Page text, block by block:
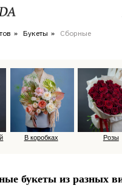
» Букеты » Сборные
В коробках Букеты
Розы
букеты из разных